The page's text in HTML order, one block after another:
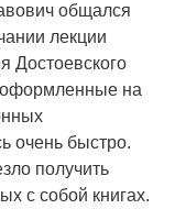
общался
лекции
Достоевского
оформленные на
очень быстро.
получить
с собой книгах.